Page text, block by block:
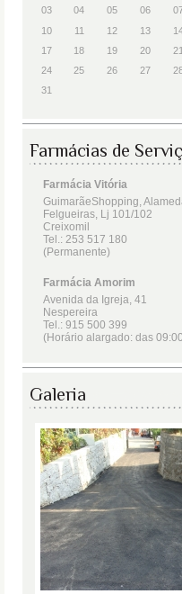
03
04 05 06
10
11 12 13
17
18 19 20 21
24
25 26 27
31
Farmácias de
Galeria